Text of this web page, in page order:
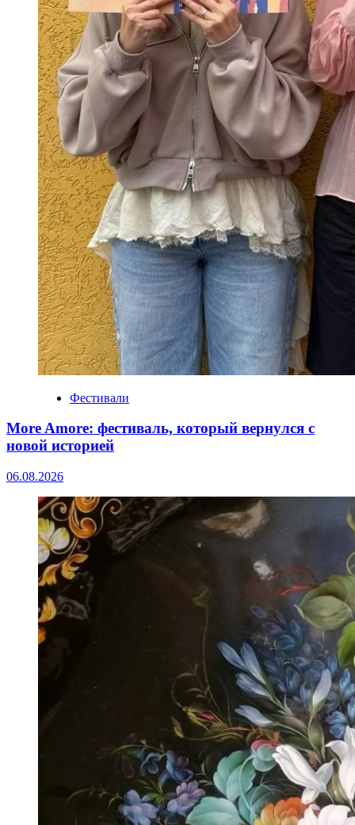
Фестивали
More Amore: фестиваль, который вернулся с
новой историей
06.08.2026